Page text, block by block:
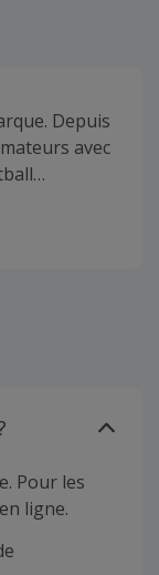
Depuis
avec
Pour les
ligne.